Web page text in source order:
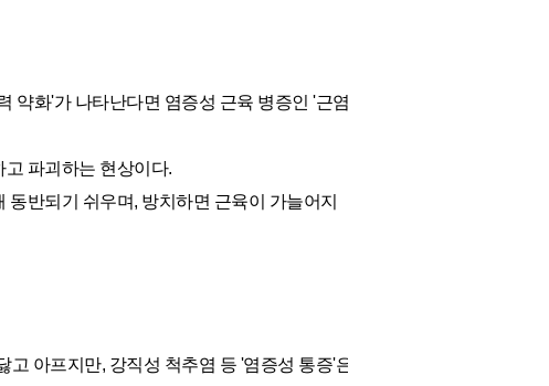
약화'가 나타난다면 염증성 근육 병증인 '근염'
파괴하는 현상이다.
반되기 쉬우며, 방치하면 근육이 가늘어지
아프지만, 강직성 척추염 등 '염증성 통증'은